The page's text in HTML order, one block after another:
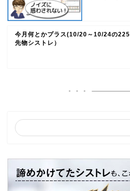
今月何とかプラス(10/20～10/24の225
先物シストレ）